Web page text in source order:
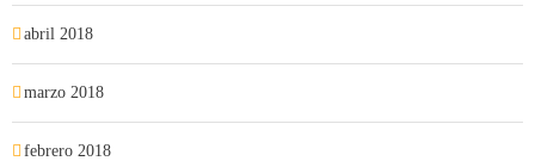
abril 2018
marzo 2018
febrero 2018